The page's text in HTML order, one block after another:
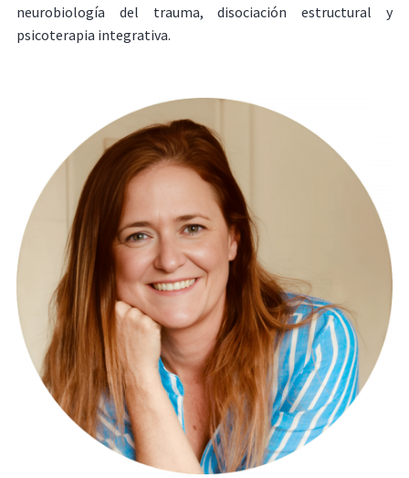
neurobiología del trauma, disociación estructural y
psicoterapia integrativa.